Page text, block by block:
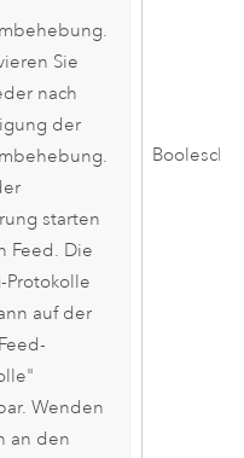
Sie
nach
der
starten
Feed. Die
Protokolle
auf der
Wenden
an den
Boolesch